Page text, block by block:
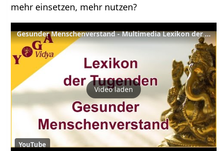
mehr einsetzen, mehr nutzen?
Gesunder Menschenverstand - Multimedia Lexikon der geistigen Fähigkeiten
Video laden
YouTube